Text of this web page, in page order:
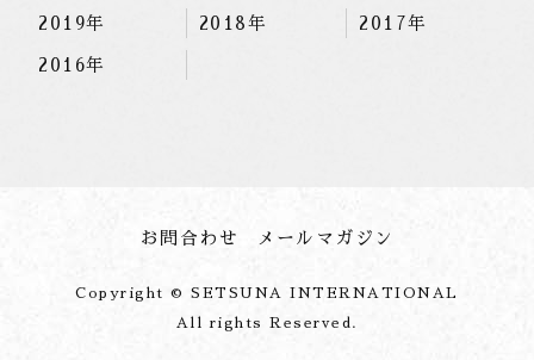
2019年 2018年 2017年
2016年
お問合わせ メールマガジン
Copyright © SETSUNA INTERNATIONAL
All rights Reserved.